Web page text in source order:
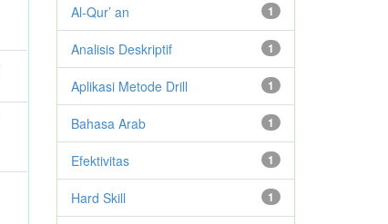
1
Al-Qur’ an
1
Analisis Deskriptif
1
Aplikasi Metode Drill
1
Bahasa Arab
1
Efektivitas
1
Hard Skill